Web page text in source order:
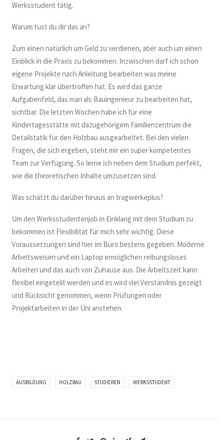
Werksstudent tätig.
Warum tust du dir das an?
Zum einen natürlich um Geld zu verdienen, aber auch um einen
Einblick in die Praxis zu bekommen. Inzwischen darf ich schon
eigene Projekte nach Anleitung bearbeiten was meine
Erwartung klar übertroffen hat. Es wird das ganze
Aufgabenfeld, das man als Bauingenieur zu bearbeiten hat,
sichtbar. Die letzten Wochen habe ich für eine
Kindertagesstätte mit dazugehörigem Familienzentrum die
Detailstatik für den Holzbau ausgearbeitet. Bei den vielen
Fragen, die sich ergeben, steht mir ein super kompetentes
Team zur Verfügung. So lerne ich neben dem Studium perfekt,
wie die theoretischen Inhalte umzusetzen sind.
Was schätzt du darüber hinaus an tragwerkeplus?
Um den Werksstudentenjob in Einklang mit dem Studium zu
bekommen ist Flexibilität für mich sehr wichtig. Diese
Voraussetzungen sind hier im Büro bestens gegeben. Moderne
Arbeitsweisen und ein Laptop ermöglichen reibungsloses
Arbeiten und das auch von Zuhause aus. Die Arbeitszeit kann
flexibel eingeteilt werden und es wird viel Verständnis gezeigt
und Rücksicht genommen, wenn Prüfungen oder
Projektarbeiten in der Uni anstehen.
AUSBILDUNG HOLZBAU STUDIEREN WERKSSTUDENT